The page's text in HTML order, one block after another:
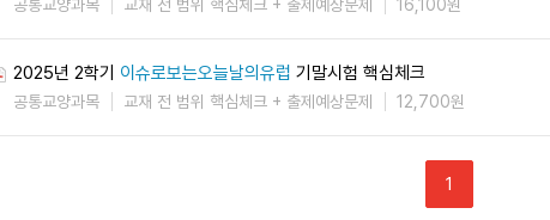
공통교양과목 교재 전 범위 핵심체크 + 출제예상문제 16,100원
2025년 2학기 이슈로보는오늘날의유럽 기말시험 핵심체크
공통교양과목 교재 전 범위 핵심체크 + 출제예상문제 12,700원